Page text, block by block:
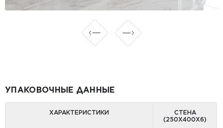
УПАКОВОЧНЫЕ ДАННЫЕ
ХАРАКТЕРИСТИКИ
СТЕНА
(250X400X6)